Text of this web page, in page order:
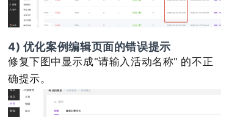
4) 优化案例编辑页面的错误提示
修复下图中显示成"请输入活动名称" 的不正
确提示。